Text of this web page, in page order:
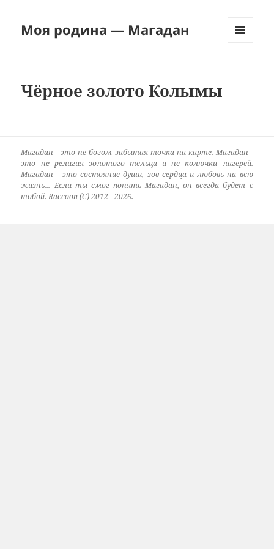
Моя родина — Магадан
Чёрное золото Колымы
Магадан - это не богом забытая точка на карте. Магадан -
это не религия золотого тельца и не колючки лагерей.
Магадан - это состояние души, зов сердца и любовь на всю
жизнь... Если ты смог понять Магадан, он всегда будет с
тобой. Raccoon (C) 2012 - 2026.